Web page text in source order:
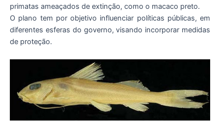
primatas ameaçados de extinção, como o macaco preto.
O plano tem por objetivo influenciar políticas públicas, em
diferentes esferas do governo, visando incorporar medidas
de proteção.